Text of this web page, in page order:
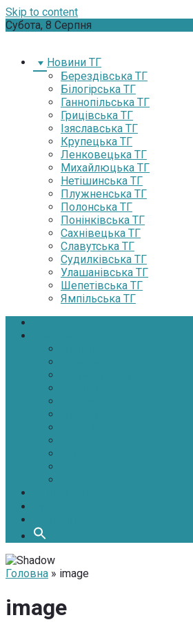
Skip to content
Субота, 8 Серпня
Новини ТГ
Берездівська ТГ
Білогірська ТГ
Ганнопільська ТГ
Грицівська ТГ
Ізяславська ТГ
Крупецька ТГ
Ленковецька ТГ
Михайлюцька ТГ
Нетішинська ТГ
Плужненська ТГ
Полонська ТГ
Понінківська ТГ
Сахнівецька ТГ
Славутська ТГ
Судилківська ТГ
Улашанівська ТГ
Шепетівська ТГ
Ямпільська ТГ
Головна » image
image